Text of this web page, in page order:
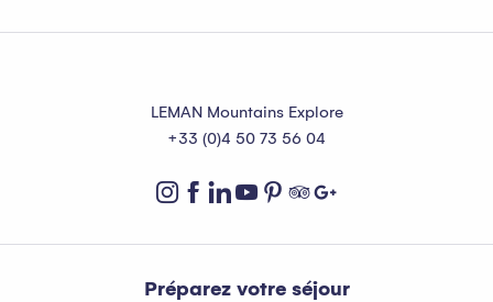
LEMAN Mountains Explore
+33 (0)4 50 73 56 04
Préparez votre séjour